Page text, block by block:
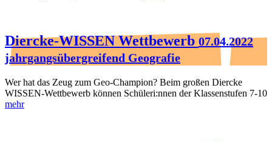
Diercke-WISSEN Wettbewerb 07.04.2022
jahrgangsübergreifend Geografie
Wer hat das Zeug zum Geo-Champion? Beim großen Diercke
WISSEN-Wettbewerb können Schüleri:nnen der Klassenstufen 7-10
mehr